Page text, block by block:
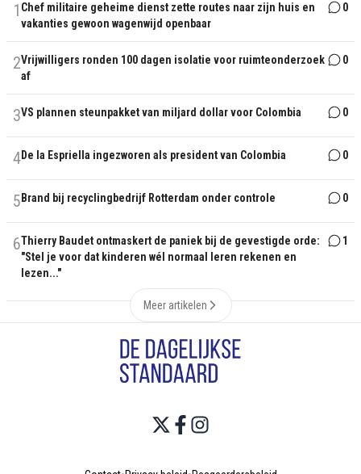
1 Chef militaire geheime dienst zette routes naar zijn huis en
vakanties gewoon wagenwijd openbaar
0
2Vrijwilligers ronden 100 dagen isolatie voor ruimteonderzoek
af
0
3VS plannen steunpakket van miljard dollar voor Colombia 0
4De la Espriella ingezworen als president van Colombia 0
5 Brand bij recyclingbedrijf Rotterdam onder controle 0
6Thierry Baudet ontmaskert de paniek bij de gevestigde orde:
"Stel je voor dat kinderen wél normaal leren rekenen en
lezen..."
1
Meer artikelen